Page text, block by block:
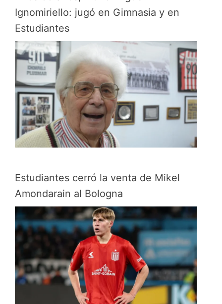
Ignomiriello: jugó en Gimnasia y en
Estudiantes
Estudiantes cerró la venta de Mikel
Amondarain al Bologna